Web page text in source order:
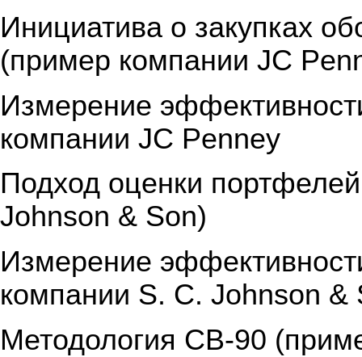
Инициатива о закупках
(пример компании JC
Измерение
компании JC Penney
Подход оценки
Johnson & Son)
Измерение
компании S. C. Johnson &
Методология CB-90